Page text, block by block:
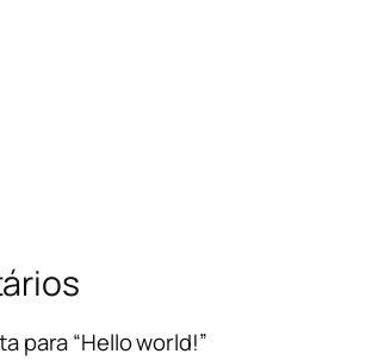
para “Hello world!”